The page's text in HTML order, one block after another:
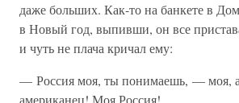
даже больших. Как-то на банкете в
в Новый год, выпивши, он все
и чуть не плача кричал ему:
— Россия моя, ты понимаешь, — моя,
американец! Моя Россия!